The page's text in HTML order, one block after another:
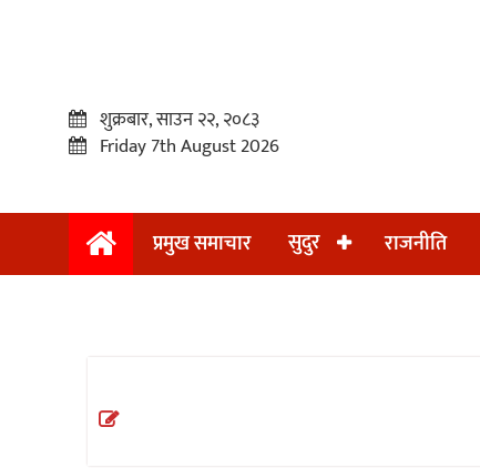
प्रमुख
शुक्रबार, साउन २२, २०८३
Friday 7th August 2026
प्रमुख समाचार सुदुर राजनीति